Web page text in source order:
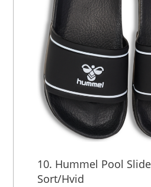
10. Hummel Pool
Sort/Hvid